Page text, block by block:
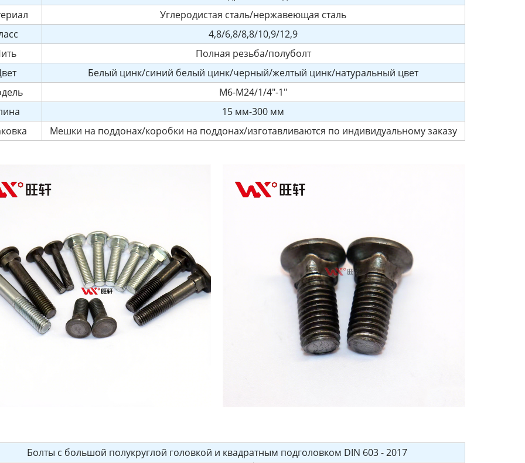
Углеродистая сталь/нержавеющая сталь
4,8/6,8/8,8/10,9/12,9
Полная резьба/полуболт
Белый цинк/синий белый цинк/черный/желтый цинк/натуральный цвет
M6-M24/1/4"-1"
15 мм-300 мм
Мешки на поддонах/коробки на поддонах/изготавливаются по индивидуальному заказу
Болты с большой полукруглой головкой и квадратным подголовком DIN 603 - 2017